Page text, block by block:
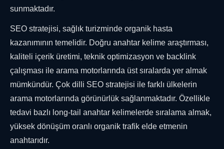
sunmaktadır.
SEO stratejisi, sağlık turizminde organik hasta
kazanımının temelidir. Doğru anahtar kelime araştırması,
kaliteli içerik üretimi, teknik optimizasyon ve backlink
çalışması ile arama motorlarında üst sıralarda yer almak
mümkündür. Çok dilli SEO stratejisi ile farklı ülkelerin
arama motorlarında görünürlük sağlanmaktadır. Özellikle
tedavi bazlı long-tail anahtar kelimelerde sıralama almak,
yüksek dönüşüm oranlı organik trafik elde etmenin
anahtarıdır.